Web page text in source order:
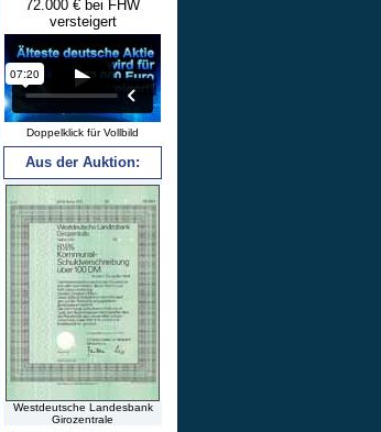
72.000 € bei FHW
versteigert
Doppelklick für Vollbild
Aus der Auktion:
Westdeutsche Landesbank
Girozentrale